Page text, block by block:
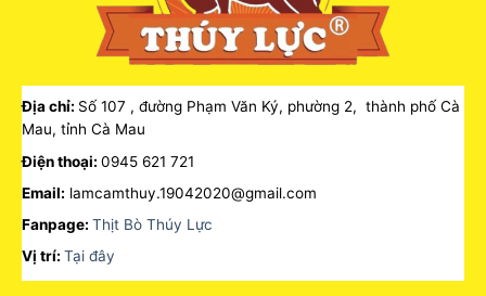
Địa chỉ: Số 107 , đường Phạm Văn Ký, phường 2, thành phố Cà
Mau, tỉnh Cà Mau
Điện thoại: 0945 621 721
Email: lamcamthuy.19042020@gmail.com
Fanpage: Thịt Bò Thúy Lực
Vị trí: Tại đây